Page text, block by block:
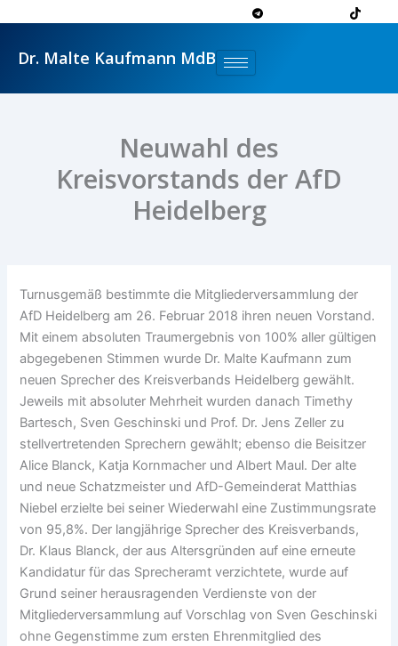
springen
Dr. Malte Kaufmann MdB
Neuwahl des
Kreisvorstands der AfD
Heidelberg
Turnusgemäß bestimmte die Mitgliederversammlung der
AfD Heidelberg am 26. Februar 2018 ihren neuen Vorstand.
Mit einem absoluten Traumergebnis von 100% aller gültigen
abgegebenen Stimmen wurde Dr. Malte Kaufmann zum
neuen Sprecher des Kreisverbands Heidelberg gewählt.
Jeweils mit absoluter Mehrheit wurden danach Timethy
Bartesch, Sven Geschinski und Prof. Dr. Jens Zeller zu
stellvertretenden Sprechern gewählt; ebenso die Beisitzer
Alice Blanck, Katja Kornmacher und Albert Maul. Der alte
und neue Schatzmeister und AfD-Gemeinderat Matthias
Niebel erzielte bei seiner Wiederwahl eine Zustimmungsrate
von 95,8%. Der langjährige Sprecher des Kreisverbands,
Dr. Klaus Blanck, der aus Altersgründen auf eine erneute
Kandidatur für das Sprecheramt verzichtete, wurde auf
Grund seiner herausragenden Verdienste von der
Mitgliederversammlung auf Vorschlag von Sven Geschinski
ohne Gegenstimme zum ersten Ehrenmitglied des